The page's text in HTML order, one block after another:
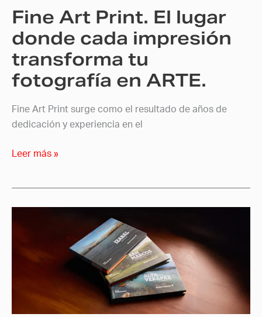
Fine Art Print. El lugar
donde cada impresión
transforma tu
fotografía en ARTE.
Fine Art Print surge como el resultado de años de
dedicación y experiencia en el
transforma
fotografía
en
ARTE.
Leer más »
Banco